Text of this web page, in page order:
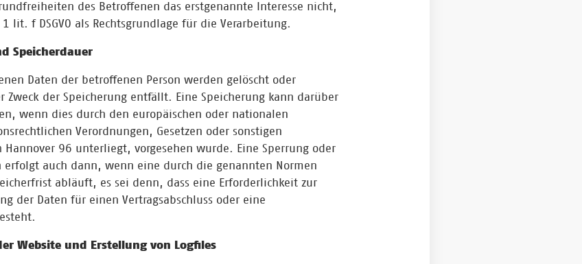
des Betroffenen das erstgenannte Interesse nicht,
lit. f DSGVO als Rechtsgrundlage für die Verarbeitung.
Speicherdauer
Daten der betroffenen Person werden gelöscht oder
Zweck der Speicherung entfällt. Eine Speicherung kann darüber
wenn dies durch den europäischen oder nationalen
Verordnungen, Gesetzen oder sonstigen
Hannover 96 unterliegt, vorgesehen wurde. Eine Sperrung oder
erfolgt auch dann, wenn eine durch die genannten Normen
abläuft, es sei denn, dass eine Erforderlichkeit zur
der Daten für einen Vertragsabschluss oder eine
Website und Erstellung von Logfiles